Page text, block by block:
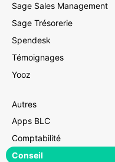
Sage Sales Management
Sage Trésorerie
Spendesk
Témoignages
Yooz
Autres
Apps BLC
Comptabilité
Conseil